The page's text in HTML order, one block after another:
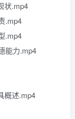
状.mp4
.mp4
.mp4
能力.mp4
概述.mp4